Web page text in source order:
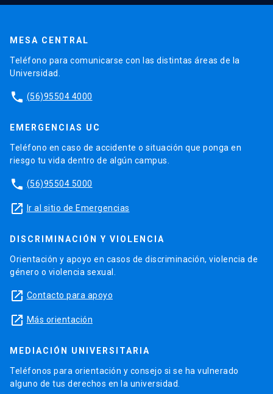
MESA CENTRAL
Teléfono para comunicarse con las distintas áreas de la
Universidad.
phone (56)95504 4000
EMERGENCIAS UC
Teléfono en caso de accidente o situación que ponga en
riesgo tu vida dentro de algún campus.
phone (56)95504 5000
launch Ir al sitio de Emergencias
DISCRIMINACIÓN Y VIOLENCIA
Orientación y apoyo en casos de discriminación, violencia de
género o violencia sexual.
launch Contacto para apoyo
launch Más orientación
MEDIACIÓN UNIVERSITARIA
Teléfonos para orientación y consejo si se ha vulnerado
alguno de tus derechos en la universidad.